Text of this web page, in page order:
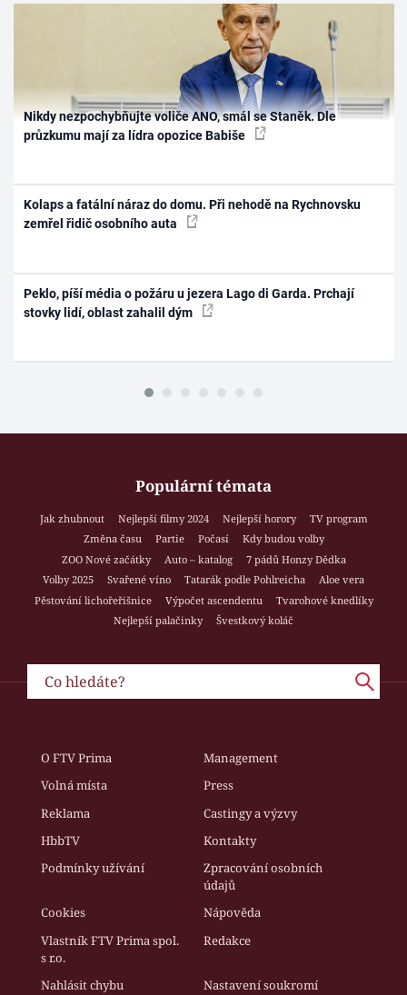
Nikdy nezpochybňujte voliče ANO, smál se Staněk. Dle
průzkumu mají za lídra opozice Babiše
Kolaps a fatální náraz do domu. Při nehodě na Rychnovsku
zemřel řidič osobního auta
Peklo, píší média o požáru u jezera Lago di Garda. Prchají
stovky lidí, oblast zahalil dým
Populární témata
Jak zhubnout Nejlepší filmy 2024 Nejlepší horory
TV program
Změna času
Partie Počasí
Kdy budou volby
ZOO Nové začátky
Auto – katalog
7 pádů Honzy Dědka
Volby 2025
Svařené víno Tatarák podle Pohlreicha
Aloe vera
Pěstování lichořeřišnice
Výpočet ascendentu
Tvarohové knedlíky
Nejlepší palačinky
Švestkový koláč
O FTV Prima
Management
Volná místa
Press
Reklama
Castingy a výzvy
HbbTV
Kontakty
Podmínky užívání
Zpracování osobních
údajů
Cookies
Nápověda
Vlastník FTV Prima spol.
s r.o.
Redakce
Nahlásit chybu Nastavení soukromí